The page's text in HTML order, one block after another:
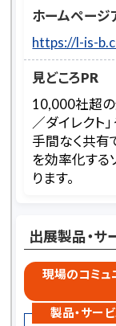
ホームページ
https://l-is-
見どころPR
10,000社超の
／ダイレクト
手間なく共有
を効率化する
ります。
出展製品・サ
現場のコミュ
製品・サー